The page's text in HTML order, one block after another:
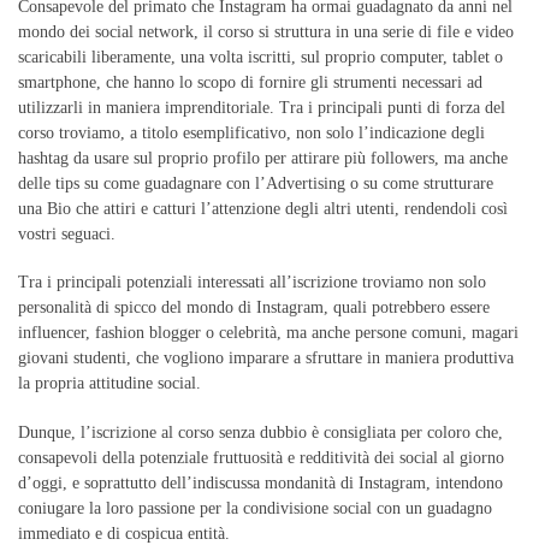
Consapevole del primato che Instagram ha ormai guadagnato da anni nel
mondo dei social network, il corso si struttura in una serie di file e video
scaricabili liberamente, una volta iscritti, sul proprio computer, tablet o
smartphone, che hanno lo scopo di fornire gli strumenti necessari ad
utilizzarli in maniera imprenditoriale. Tra i principali punti di forza del
corso troviamo, a titolo esemplificativo, non solo l’indicazione degli
hashtag da usare sul proprio profilo per attirare più followers, ma anche
delle tips su come guadagnare con l’Advertising o su come strutturare
una Bio che attiri e catturi l’attenzione degli altri utenti, rendendoli così
vostri seguaci.
Tra i principali potenziali interessati all’iscrizione troviamo non solo
personalità di spicco del mondo di Instagram, quali potrebbero essere
influencer, fashion blogger o celebrità, ma anche persone comuni, magari
giovani studenti, che vogliono imparare a sfruttare in maniera produttiva
la propria attitudine social.
Dunque, l’iscrizione al corso senza dubbio è consigliata per coloro che,
consapevoli della potenziale fruttuosità e redditività dei social al giorno
d’oggi, e soprattutto dell’indiscussa mondanità di Instagram, intendono
coniugare la loro passione per la condivisione social con un guadagno
immediato e di cospicua entità.